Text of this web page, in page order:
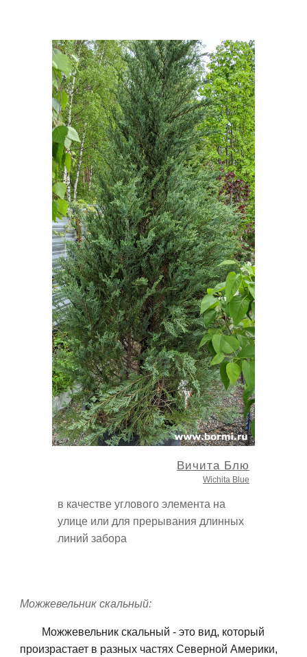
Вичита Блю
Wichita Blue
в качестве углового элемента на
улице или для прерывания длинных
линий забора
Можжевельник скальный:
Можжевельник скальный - это вид, который
произрастает в разных частях Северной Америки,